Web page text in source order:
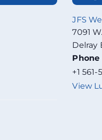
JFS
7091
Delray
Phone
+1 561-
View